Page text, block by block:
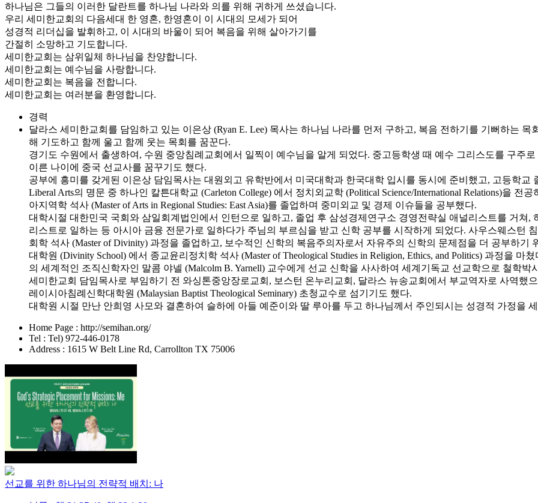
하나님은 그들의 이러한 달란트를 하나님 나라와 의를 위해 귀하게 쓰셨습니다.
우리 세미한교회의 다음세대 한 영혼, 한영혼이 이 시대의 모세가 되어
성경적 리더십을 발휘하고, 이 시대의 바울이 되어 복음을 위해 살아가기를
간절히 소망하고 기도합니다.
세미한교회는 삼위일체 하나님을 찬양합니다.
세미한교회는 예수님을 사랑합니다.
세미한교회는 복음을 전합니다.
세미한교회는 여러분을 환영합니다.
경력
달라스 세미한교회를 담임하고 있는 이은상 (Ryan E. Lee) 목사는 하나님 나라를 먼저 구하고, 복음 전하기를 기뻐하는
해 기도하고 함께 울고 함께 웃는 목회를 꿈꾼다.
경기도 수원에서 출생하여, 수원 중앙침례교회에서 일찍이 예수님을 알게 되었다. 중고등학생 때 예수 그리스도를 구주
이른 나이에 중국 선교사를 꿈꾸기도 했다.
공부에 흥미를 갖게된 이은상 담임목사는 대원외고 유학반에서 미국대학과 한국대학 입시를 동시에 준비했고, 고등학
Liberal Arts의 명문 중 하나인 칼튼대학교 (Carleton College) 에서 정치외교학 (Political Science/International Relations)을 전
아지역학 석사 (Master of Arts in Regional Studies: East Asia)를 졸업하며 중미외교 및 경제 이슈들을 공부했다.
대학시절 대한민국 국회와 삼일회계법인에서 인턴으로 일하고, 졸업 후 삼성경제연구소 경영전략실 애널리스트를 거쳐,
리스트로 일하는 등 아시아 금융 전문가로 일하다가 주님의 부르심을 받고 신학 공부를 시작하게 되었다. 사우스웨스턴 침
회학 석사 (Master of Divinity) 과정을 졸업하고, 보수적인 신학의 복음주의자로서 자유주의 신학의 문제점을 더 공부하기
대학원 (Divinity School) 에서 종교윤리정치학 석사 (Master of Theological Studies in Religion, Ethics, and Politics) 과정을
의 세계적인 조직신학자인 말콤 야넬 (Malcolm B. Yarnell) 교수에게 선교 신학을 사사하여 세계기독교 선교학으로 철학박
세미한교회 담임목사로 부임하기 전 와싱톤중앙장로교회, 보스턴 온누리교회, 달라스 뉴송교회에서 부교역자로 사역했
레이시아침례신학대학원 (Malaysian Baptist Theological Seminary) 초청교수로 섬기기도 했다.
대학원 시절 만난 안희영 사모와 결혼하여 슬하에 아들 예준이와 딸 루아를 두고 하나님께서 주인되시는 성경적 가정을
Home Page : http://semihan.org/
Tel : Tel) 972-446-0178
Address : 1615 W Belt Line Rd, Carrollton TX 75006
선교를 위한 하나님의 전략적 배치: 나